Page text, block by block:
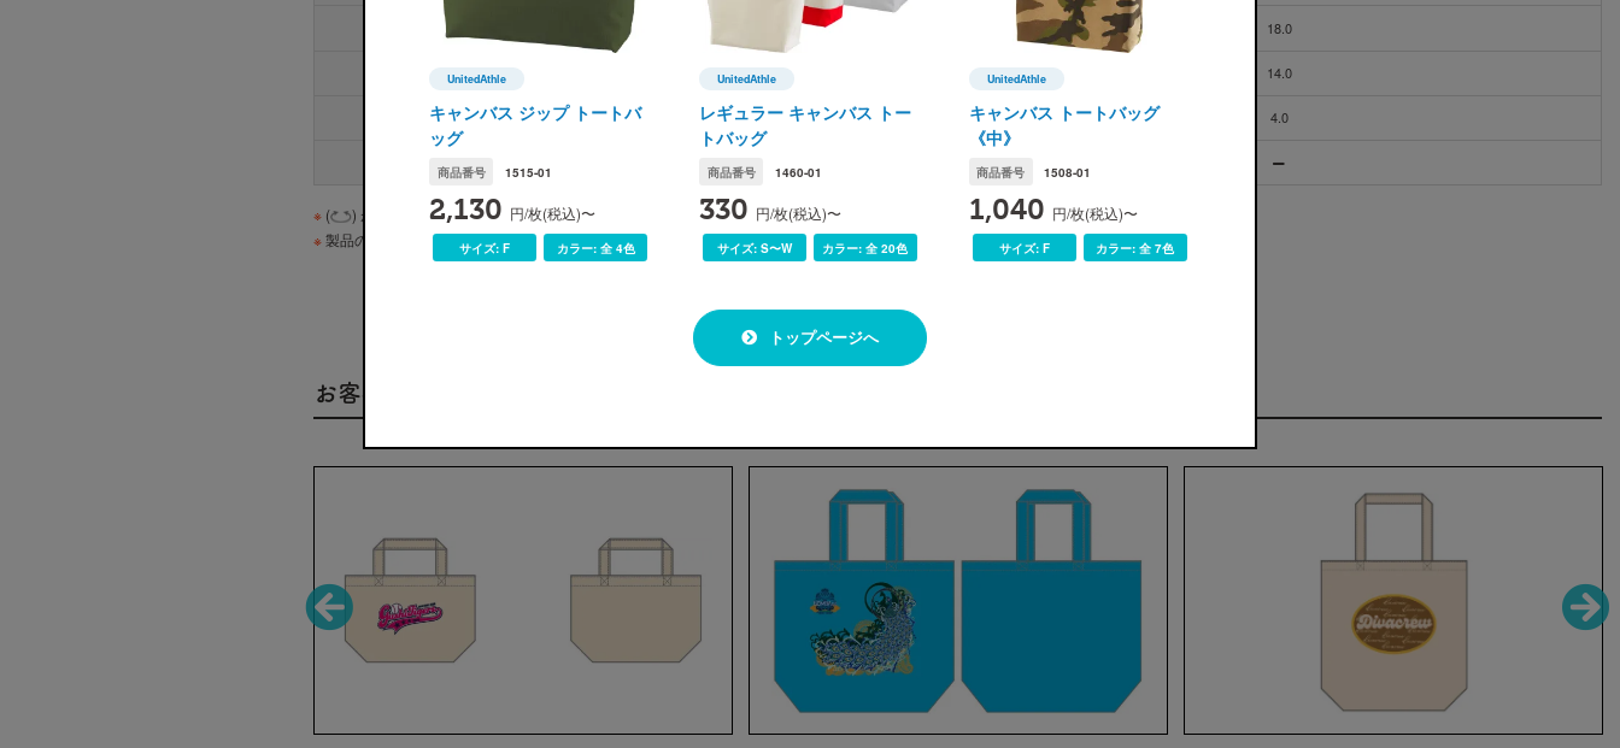
縦 18.0
14.0
内容量(ℓ) 4.0
※(
) が付いている商品は「丸胴」で脇に縫い目が無い仕様です。
※製品の性質上、若干の誤差(2〜3cm程度)が発生する場合がございます。予めご了承下さい。
UnitedAthle
UnitedAthle(ユナイテッドアスレ)
キャンバス ジップ トートバ
ッグ
商品番号 1515-01
2,130 円/枚(税込)〜
サイズ:F カラー: 全 4色
UnitedAthle
UnitedAthle(ユナイテッドアスレ)
レギュラー キャンバス トー
トバッグ
商品番号 1460-01
330 円/枚(税込)〜
サイズ: S〜W カラー:全 20色
UnitedAthle
UnitedAthle(ユナイテッドアスレ)
キャンバス トートバッグ
《中》
商品番号 1508-01
1,040 円/枚(税込)〜
サイズ: F カラー:全 7色
トップページへ
お客様のデザイン集